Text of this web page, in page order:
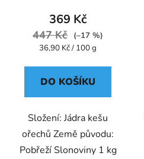
369 Kč
447 Kč
(–17 %)
Měrná
36,90 Kč / 100 g
DO KOŠÍKU
Složení: Jádra kešu
ořechů Země původu:
Pobřeží Slonoviny 1 kg